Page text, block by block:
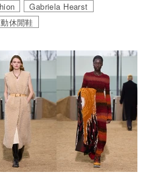
Gabriela Hearst
休閒鞋